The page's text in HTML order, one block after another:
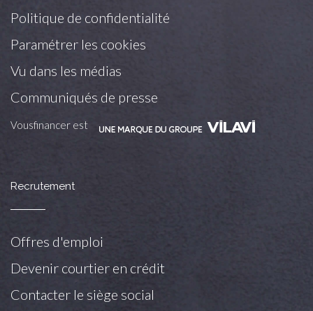
Politique de confidentialité
Paramétrer les cookies
Vu dans les médias
Communiqués de presse
Vousfinancer est
Recrutement
Offres d'emploi
Devenir courtier en crédit
Contacter le siège social